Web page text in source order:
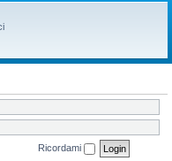
Ricordami